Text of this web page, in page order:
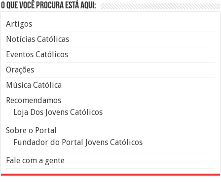
O que você procura está aqui:
Artigos
Notícias Católicas
Eventos Católicos
Orações
Música Católica
Recomendamos
Loja Dos Jovens Católicos
Sobre o Portal
Fundador do Portal Jovens Católicos
Fale com a gente